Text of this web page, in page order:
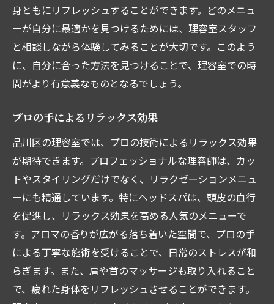
身ともにリフレッシュすることができます。どのメニュ
ーが自分に最適かを見つけるためには、理容室スタッフ
と相談しながら体験してみることが大切です。このよう
に、自分に合った方法を見つけることで、理容室での時
間がより有意義なものとなるでしょう。
プロの手によるリラックス効果
品川区の理容室では、プロの技術によるリラックス効果
が期待できます。プロフェッショナルな理容師は、カッ
トやスタイリングだけでなく、リラクゼーションメニュ
ーにも精通しています。特にヘッドスパは、頭皮の血行
を促進し、リラックス効果を高める人気のメニューで
す。アロマの香りが広がる落ち着いた空間で、プロの手
による丁寧な施術を受けることで、日常のストレスが和
らぎます。また、肩や首のマッサージも取り入れること
で、疲れた身体をリフレッシュさせることができます。